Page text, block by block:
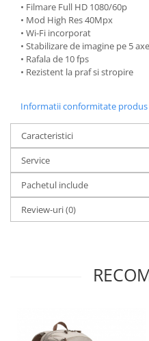
Tablete grafice
Adaptoare pentru
filtre
Alimentatoare 220V
Carcase de tip Cage, pentru
integrare in sisteme video
complexe
Curatare Senzor
Huse de ploaie
Microfoane / Reportofoane
Nivela patina
Genti foto
• Filmare Full HD 1080/60p
• Mod High Res 40Mpx
• Wi-Fi incorporat
• Stabilizare de imagine pe 5
• Rafala de 10 fps
• Rezistent la praf si stropire
Informatii conformitate produs
Caracteristici
Service
Pachetul include
Review-uri(0)